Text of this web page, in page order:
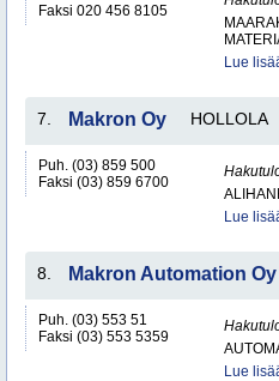
Faksi 020 456 8105
Lue
7. Makron Oy HOLLOLA
Puh. (03) 859 500
Faksi (03) 859 6700
Lue
8. Makron Automation Oy
Puh. (03) 553 51
Faksi (03) 553 5359
Lue